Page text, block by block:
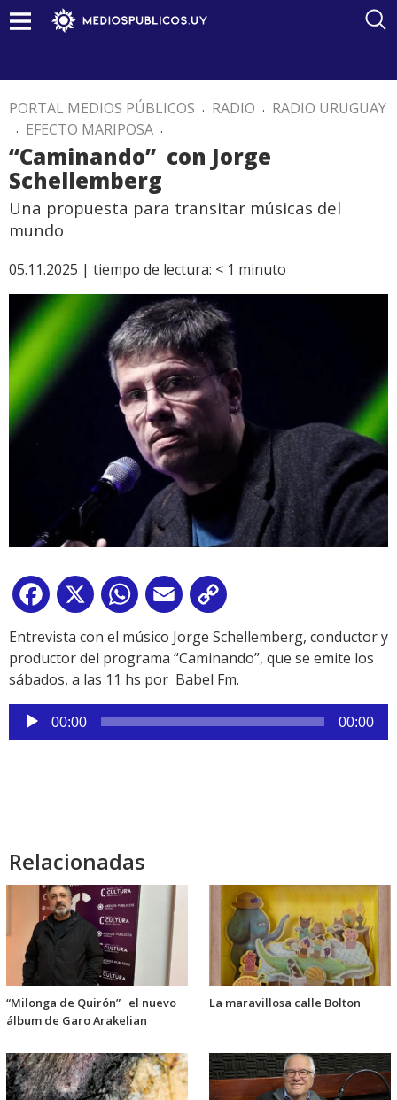
PORTAL MEDIOS PÚBLICOS . RADIO . RADIO URUGUAY
. EFECTO MARIPOSA .
“Caminando” con Jorge
Schellemberg
Una propuesta para transitar músicas del
mundo
05.11.2025 | tiempo de lectura: < 1 minuto
Facebook
X WhatsApp
Email
Link
Entrevista con el músico Jorge Schellemberg, conductor y
productor del programa “Caminando”, que se emite los
sábados, a las 11 hs por Babel Fm.
Reproductor
de
00:00 00:00
Relacionadas
“Milonga de Quirón” el nuevo
álbum de Garo Arakelian
La maravillosa calle Bolton